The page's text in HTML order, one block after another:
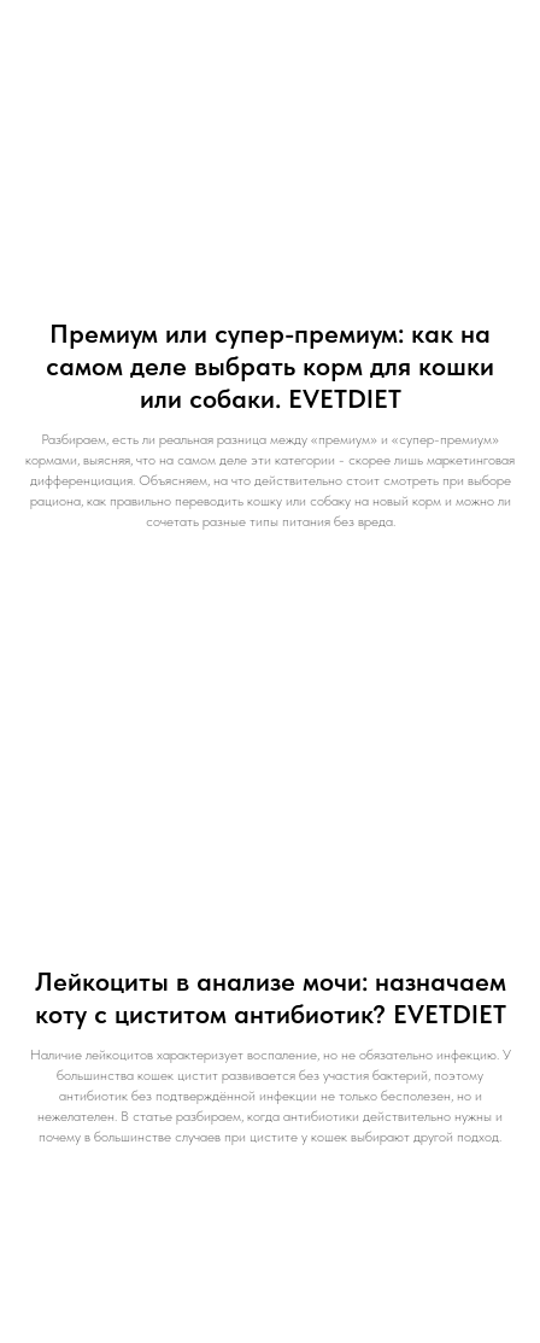
Премиум или супер-премиум: как на
самом деле выбрать корм для кошки
или собаки. EVETDIET
Разбираем, есть ли реальная разница между «премиум» и «супер-премиум»
кормами, выясняя, что на самом деле эти категории - скорее лишь маркетинговая
дифференциация. Объясняем, на что действительно стоит смотреть при выборе
рациона, как правильно переводить кошку или собаку на новый корм и можно ли
сочетать разные типы питания без вреда.
Лейкоциты в анализе мочи: назначаем
коту с циститом антибиотик? EVETDIET
Наличие лейкоцитов характеризует воспаление, но не обязательно инфекцию. У
большинства кошек цистит развивается без участия бактерий, поэтому
антибиотик без подтверждённой инфекции не только бесполезен, но и
нежелателен. В статье разбираем, когда антибиотики действительно нужны и
почему в большинстве случаев при цистите у кошек выбирают другой подход.